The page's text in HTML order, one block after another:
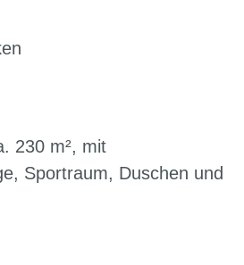
230 m², mit
Sportraum, Duschen und